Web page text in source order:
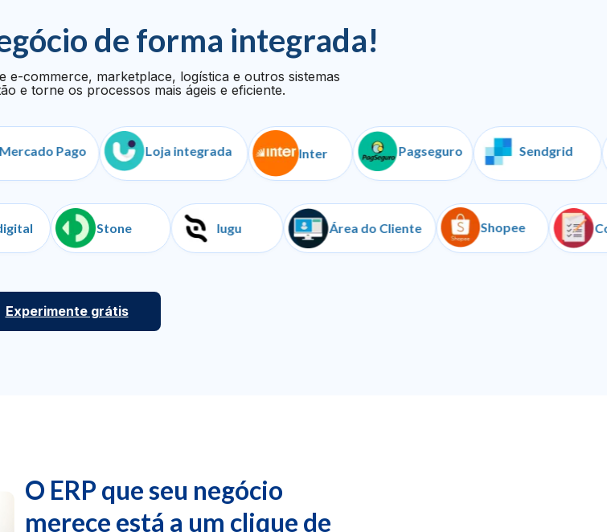
de forma integrada!
e-commerce, marketplace, logística e outros sistemas
e torne os processos mais ágeis e eficiente.
Pago Loja integrada Inter Pagseguro Sendgrid
digital Stone Iugu Área do Cliente Shopee
Experimente grátis
O ERP que seu negócio
merece está a um clique de